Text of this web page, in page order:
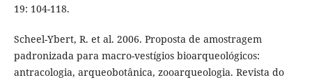
19: 104-118.
Scheel-Ybert, R. et al. 2006. Proposta de amostragem
padronizada para macro-vestígios bioarqueológicos:
antracologia, arqueobotânica, zooarqueologia. Revista do